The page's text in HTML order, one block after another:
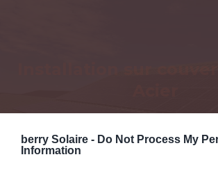
berry Solaire - Do Not Process My
Information